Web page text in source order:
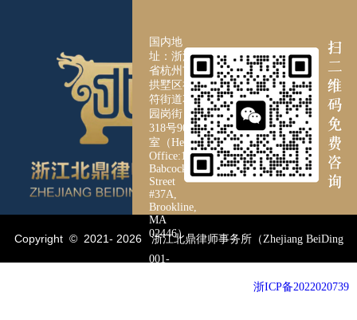
国内地
址：浙江
省杭州市
拱墅区祥
符街道花
园岗街
318号901
室（Head
Office:126
Babcock
Street
#37A,
Brookline,
MA
02446）
001-
Copyright © 2021- 2026 浙江北鼎律师事务所（Zhejiang BeiDing
浙ICP备2022020739